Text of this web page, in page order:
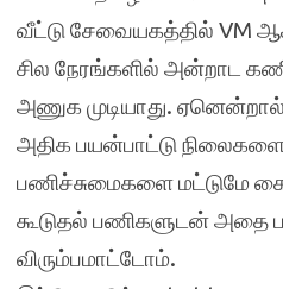
வீட்டு சேவையகத்தில் VM
சில நேரங்களில் அன்றாட
அணுக முடியாது.
அதிக பயன்பாட்டு
பணிச்சுமைகளை மட்டுமே
கூடுதல் பணிகளுடன் அதை
விரும்பமாட்டோம்.